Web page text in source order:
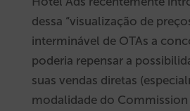
dessa “visualização de
interminável de OTAs a
poderia repensar a
suas vendas diretas
modalidade do